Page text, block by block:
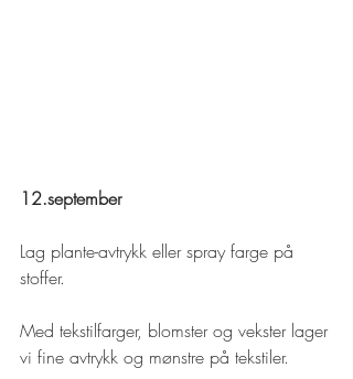
12.september
Lag plante-avtrykk eller spray farge på
stoffer.
Med tekstilfarger, blomster og vekster lager
vi fine avtrykk og mønstre på tekstiler.